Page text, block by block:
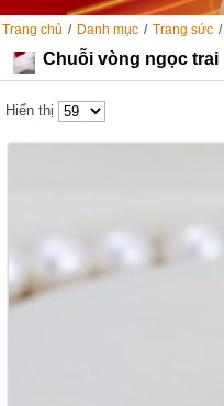
Trang chủ / Danh mục / Trang sức /
Chuỗi vòng ngọc trai
Hiển thị